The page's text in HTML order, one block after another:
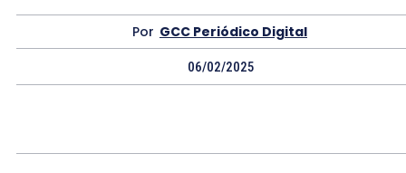
Por GCC Periódico Digital
06/02/2025